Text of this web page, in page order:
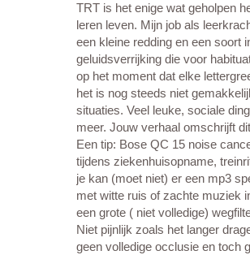
TRT is het enige wat geholpen
leren leven. Mijn job als
een kleine redding en een soort
geluidsverrijking die voor
op het moment dat elke
het is nog steeds niet
situaties. Veel leuke, sociale
meer. Jouw verhaal omschrijft
Een tip: Bose QC 15 noise
tijdens ziekenhuisopname,
je kan (moet niet) er een mp3
met witte ruis of zachte muziek
een grote ( niet volledige)
Niet pijnlijk zoals het langer
geen volledige occlusie en toch